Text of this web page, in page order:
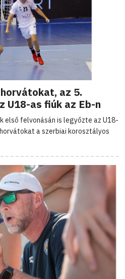
az 5.
as fiúk az Eb-n
első felvonásán is legyőzte az U18-
a szerbiai korosztályos